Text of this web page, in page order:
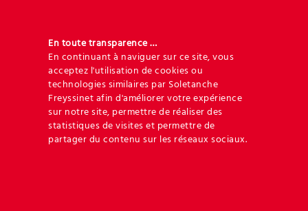
Cliquez sur le document pour en commander
une copie
En toute transparence …
En continuant à naviguer sur ce site, vous
acceptez l'utilisation de cookies ou
technologies similaires par Soletanche
Freyssinet afin d'améliorer votre expérience
sur notre site, permettre de réaliser des
statistiques de visites et permettre de
partager du contenu sur les réseaux sociaux.